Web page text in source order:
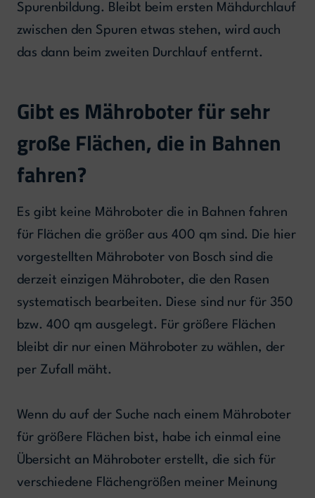
Spurenbildung. Bleibt beim ersten Mähdurchlauf
zwischen den Spuren etwas stehen, wird auch
das dann beim zweiten Durchlauf entfernt.
Gibt es Mähroboter für sehr
große Flächen, die in Bahnen
fahren?
Es gibt keine Mähroboter die in Bahnen fahren
für Flächen die größer aus 400 qm sind. Die hier
vorgestellten Mähroboter von Bosch sind die
derzeit einzigen Mähroboter, die den Rasen
systematisch bearbeiten. Diese sind nur für 350
bzw. 400 qm ausgelegt. Für größere Flächen
bleibt dir nur einen Mähroboter zu wählen, der
per Zufall mäht.
Wenn du auf der Suche nach einem Mähroboter
für größere Flächen bist, habe ich einmal eine
Übersicht an Mähroboter erstellt, die sich für
verschiedene Flächengrößen meiner Meinung